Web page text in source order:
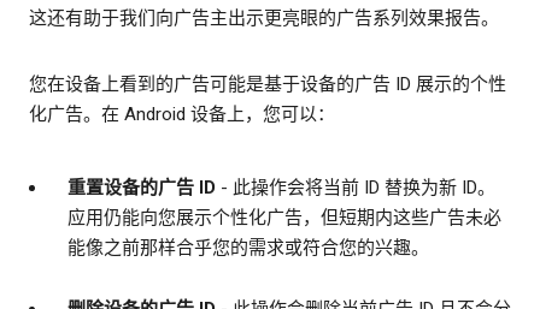
这还有助于我们向广告主出示更亮眼的广告系列效果报告。
您在设备上看到的广告可能是基于设备的广告 ID 展示的个性
化广告。在 Android 设备上，您可以：
重置设备的广告 ID - 此操作会将当前 ID 替换为新 ID。
应用仍能向您展示个性化广告，但短期内这些广告未必
能像之前那样合乎您的需求或符合您的兴趣。